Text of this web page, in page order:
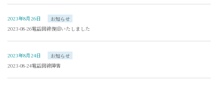
2023年8月26日
お知らせ
2023-08-26電話回線復旧いたしました
2023年8月24日
お知らせ
2023-08-24電話回線障害